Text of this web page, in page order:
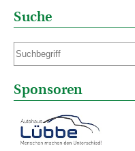
Suche
Sponsoren